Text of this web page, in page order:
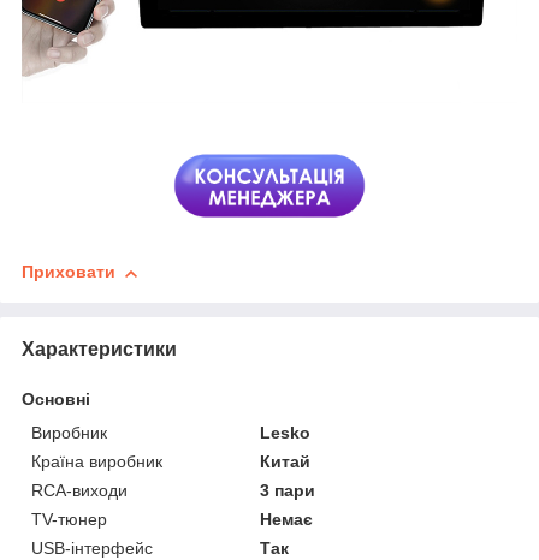
Приховати
Характеристики
Основні
Виробник
Lesko
Країна виробник
Китай
RCA-виходи
3 пари
TV-тюнер
Немає
USB-інтерфейс
Так